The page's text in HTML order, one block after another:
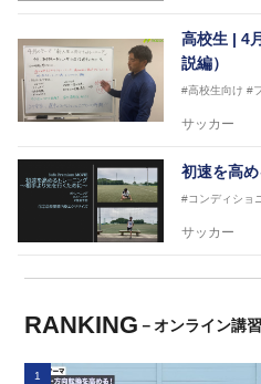
高校生 | 4
説編）
#高校生向け #
サッカー
初速を高め
#コンディショ
サッカー
RANKING －オンライン講
1